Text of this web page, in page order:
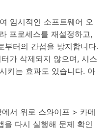
임시적인 소프트웨어 오
프로세스를 재설정하고,
부터의 간섭을 방지합니다.
가 삭제되지 않으며, 시스
키는 효과도 있습니다. 아
서 위로 스와이프 > 카메
다시 실행해 문제 확인